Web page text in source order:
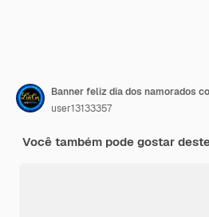
Banner feliz dia dos namorados
user13133357
Você também pode gostar